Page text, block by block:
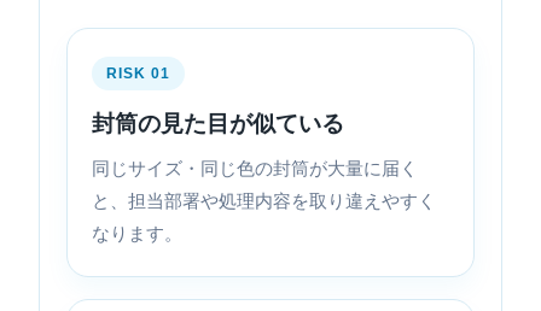
RISK 01
封筒の見た目が似ている
同じサイズ・同じ色の封筒が大量に届く
と、担当部署や処理内容を取り違えやすく
なります。